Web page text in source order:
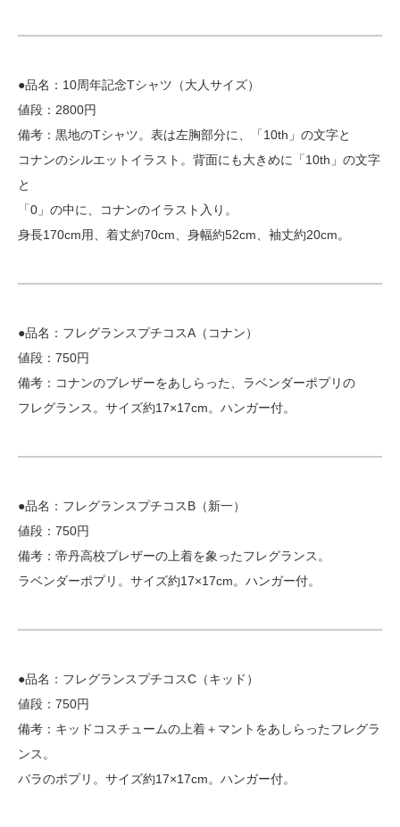
●品名：10周年記念Tシャツ（大人サイズ）
値段：2800円
備考：黒地のTシャツ。表は左胸部分に、「10th」の文字と
コナンのシルエットイラスト。背面にも大きめに「10th」の文字
と
「0」の中に、コナンのイラスト入り。
身長170cm用、着丈約70cm、身幅約52cm、袖丈約20cm。
●品名：フレグランスプチコスA（コナン）
値段：750円
備考：コナンのブレザーをあしらった、ラベンダーポプリの
フレグランス。サイズ約17×17cm。ハンガー付。
●品名：フレグランスプチコスB（新一）
値段：750円
備考：帝丹高校ブレザーの上着を象ったフレグランス。
ラベンダーポプリ。サイズ約17×17cm。ハンガー付。
●品名：フレグランスプチコスC（キッド）
値段：750円
備考：キッドコスチュームの上着＋マントをあしらったフレグラ
ンス。
バラのポプリ。サイズ約17×17cm。ハンガー付。